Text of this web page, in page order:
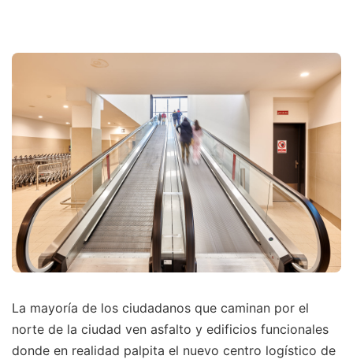
La mayoría de los ciudadanos que caminan por el
norte de la ciudad ven asfalto y edificios funcionales
donde en realidad palpita el nuevo centro logístico de